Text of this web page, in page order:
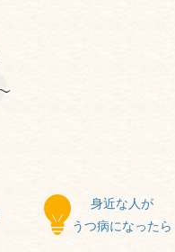
身近な人が
うつ病になったら